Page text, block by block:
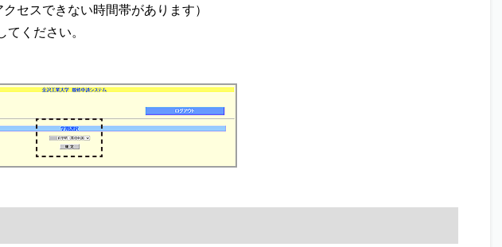
セスできない時間帯があります）
てください。